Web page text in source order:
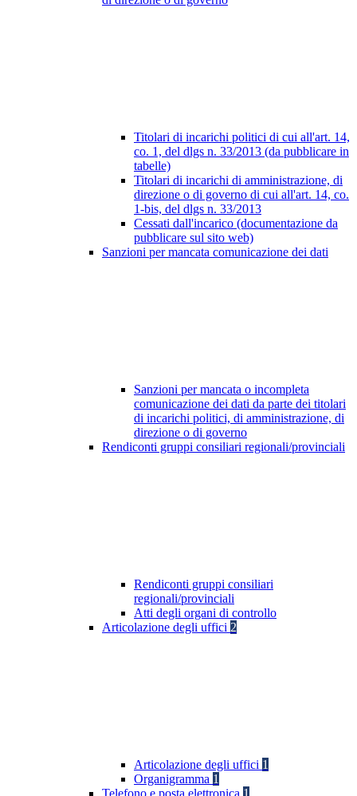
Titolari di incarichi politici di cui all'art. 14,
co. 1, del dlgs n. 33/2013 (da pubblicare in
tabelle)
Titolari di incarichi di amministrazione, di
direzione o di governo di cui all'art. 14, co.
1-bis, del dlgs n. 33/2013
Cessati dall'incarico (documentazione da
pubblicare sul sito web)
Sanzioni per mancata comunicazione dei dati
Sanzioni per mancata o incompleta
comunicazione dei dati da parte dei titolari
di incarichi politici, di amministrazione, di
direzione o di governo
Rendiconti gruppi consiliari regionali/provinciali
Rendiconti gruppi consiliari
regionali/provinciali
Atti degli organi di controllo
Articolazione degli uffici 2
Articolazione degli uffici 1
Organigramma 1